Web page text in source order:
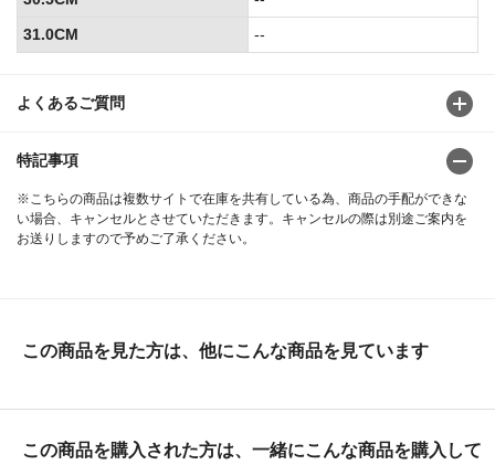
よくあるご質問
特記事項
※こちらの商品は複数サイトで在庫を共有している為、商品の手配ができな
い場合、キャンセルとさせていただきます。キャンセルの際は別途ご案内を
お送りしますので予めご了承ください。
31.0CM
--
この商品を見た方は、他にこんな商品を見ています
この商品を購入された方は、一緒にこんな商品を購入して